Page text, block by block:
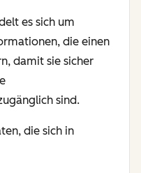
es sich um
die einen
damit sie sicher
sind.
die sich in